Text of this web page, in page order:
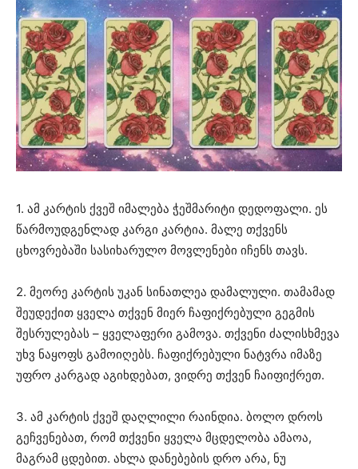
1. ამ კარტის ქვეშ იმალება ჭეშმარიტი დედოფალი. ეს
წარმოუდგენლად კარგი კარტია. მალე თქვენს
ცხოვრებაში სასიხარულო მოვლენები იჩენს თავს.
2. მეორე კარტის უკან სინათლეა დამალული. თამამად
შეუდექით ყველა თქვენ მიერ ჩაფიქრებული გეგმის
შესრულებას – ყველაფერი გამოვა. თქვენი ძალისხმევა
უხვ ნაყოფს გამოიღებს. ჩაფიქრებული ნატვრა იმაზე
უფრო კარგად აგიხდებათ, ვიდრე თქვენ ჩაიფიქრეთ.
3. ამ კარტის ქვეშ დაღლილი რაინდია. ბოლო დროს
გეჩვენებათ, რომ თქვენი ყველა მცდელობა ამაოა,
მაგრამ ცდებით. ახლა დანებების დრო არა, ნუ